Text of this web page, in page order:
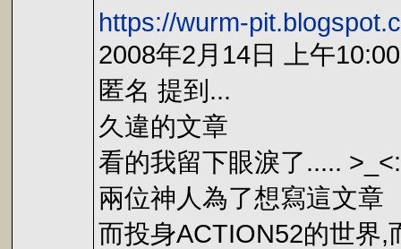
https://wurm-
2008年2月14日 上午10:00
匿名 提到...
久違的文章
看的我留下眼淚了..... >_<:
兩位神人為了想寫這文章
而投身ACTION52的世界,